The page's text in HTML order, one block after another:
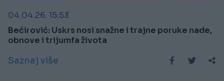
04.04.26. 15:53
Bećirović: Uskrs nosi snažne i trajne poruke nade,
obnove i trijumfa života
Saznaj više